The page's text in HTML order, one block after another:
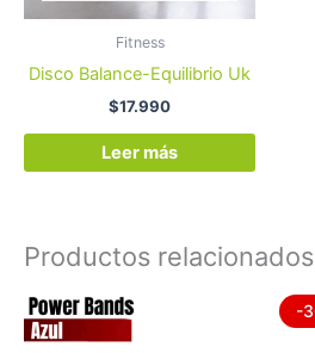
Fitness
Disco Balance-Equilibrio Uk
$17.990
Leer más
Productos relacionados
-